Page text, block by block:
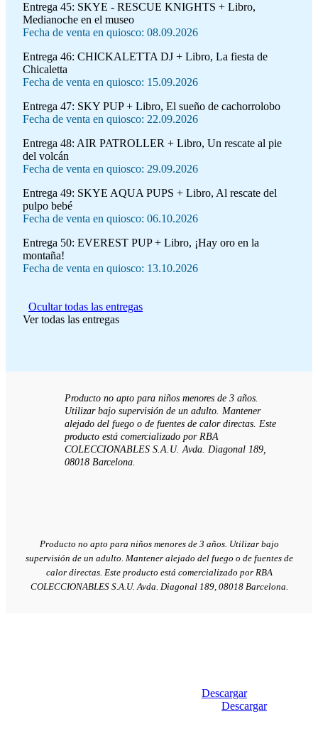
Entrega 45: SKYE - RESCUE KNIGHTS + Libro,
Medianoche en el museo
Fecha de venta en quiosco: 08.09.2026
Entrega 46: CHICKALETTA DJ + Libro, La fiesta de
Chicaletta
Fecha de venta en quiosco: 15.09.2026
Entrega 47: SKY PUP + Libro, El sueño de cachorrolobo
Fecha de venta en quiosco: 22.09.2026
Entrega 48: AIR PATROLLER + Libro, Un rescate al pie
del volcán
Fecha de venta en quiosco: 29.09.2026
Entrega 49: SKYE AQUA PUPS + Libro, Al rescate del
pulpo bebé
Fecha de venta en quiosco: 06.10.2026
Entrega 50: EVEREST PUP + Libro, ¡Hay oro en la
montaña!
Fecha de venta en quiosco: 13.10.2026
Ocultar todas las entregas
Ver todas las entregas
Producto no apto para niños menores de 3 años.
Utilizar bajo supervisión de un adulto. Mantener
alejado del fuego o de fuentes de calor directas. Este
producto está comercializado por RBA
COLECCIONABLES S.A.U. Avda. Diagonal 189,
08018 Barcelona.
Producto no apto para niños menores de 3 años. Utilizar bajo
supervisión de un adulto. Mantener alejado del fuego o de fuentes de
calor directas. Este producto está comercializado por RBA
COLECCIONABLES S.A.U. Avda. Diagonal 189, 08018 Barcelona.
Descargar
Descargar